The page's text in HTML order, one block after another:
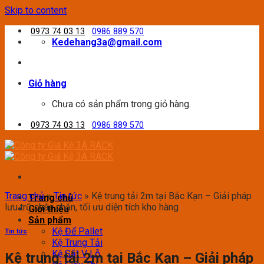
Skip to content
0973 74 03 13 0986 889 570
Kedehang3a@gmail.com
Giỏ hàng
Chưa có sản phẩm trong giỏ hàng.
0973 74 03 13 0986 889 570
Trang chủ
Giới thiệu
Sản phẩm
Kệ Để Pallet
Kệ Trung Tải
Kệ Sắt V Lỗ
Trang chủ»Tin tức » Kệ trung tải 2m tại Bắc Kạn – Giải pháp
lưu trữ chắc chắn, tối ưu diện tích kho hàng
Tin tức
Kệ trung tải 2m tại Bắc Kạn – Giải pháp